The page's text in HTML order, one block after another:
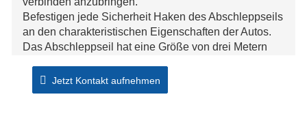
Befestigen jede Sicherheit Haken des Abschleppseils
an den charakteristischen Eigenschaften der Autos.
Das Abschleppseil hat eine Größe von drei Metern
das Abschleppseil nur, wenn
Bremsen, Lichter und Lenkwerk trotzdem funktionieren.
Jetzt Kontakt aufnehmen